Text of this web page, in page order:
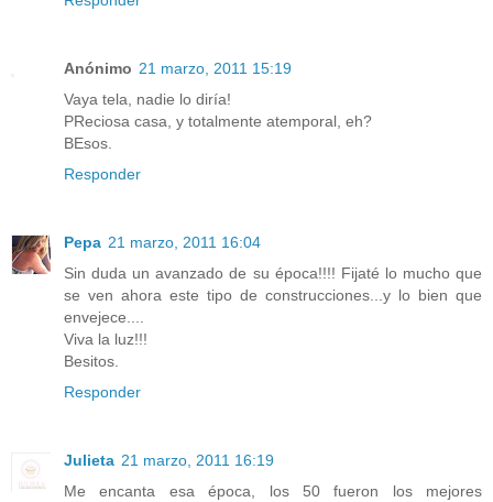
Anónimo 21 marzo, 2011 15:19
Vaya tela, nadie lo diría!
PReciosa casa, y totalmente atemporal, eh?
BEsos.
Responder
Pepa 21 marzo, 2011 16:04
Sin duda un avanzado de su época!!!! Fijaté lo mucho que
se ven ahora este tipo de construcciones...y lo bien que
envejece....
Viva la luz!!!
Besitos.
Responder
Julieta 21 marzo, 2011 16:19
Me encanta esa época, los 50 fueron los mejores